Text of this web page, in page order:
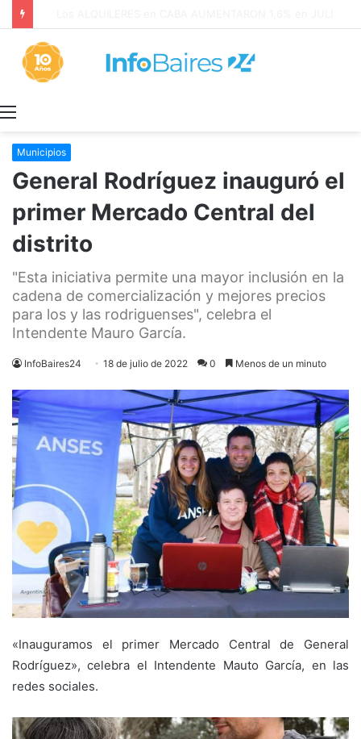
Municipios
General Rodríguez inauguró el
primer Mercado Central del
distrito
"Esta iniciativa permite una mayor inclusión en la
cadena de comercialización y mejores precios
para los y las rodriguenses", celebra el
Intendente Mauro García.
InfoBaires24 18 de julio de 2022 0 Menos de un minuto
«Inauguramos el primer Mercado Central de General
Rodríguez», celebra el Intendente Mauto García, en las
redes sociales.